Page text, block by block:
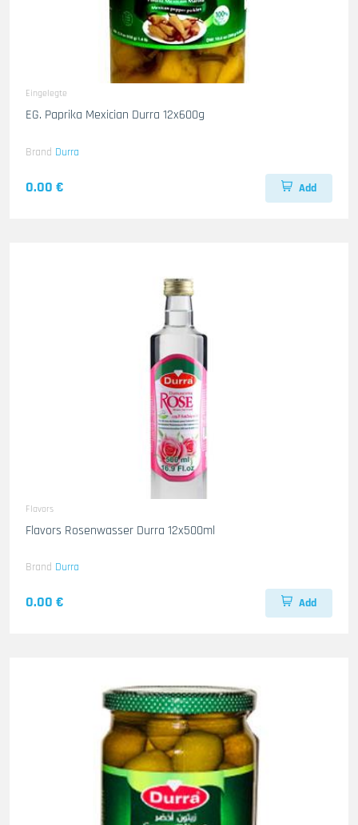
Eingelegte
EG. Paprika Mexician Durra 12x600g
Brand Durra
0.00 € Add
Flavors
Flavors Rosenwasser Durra 12x500ml
Brand Durra
0.00 € Add